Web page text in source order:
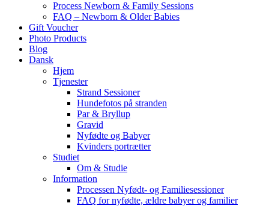
Process Newborn & Family Sessions
FAQ – Newborn & Older Babies
Gift Voucher
Photo Products
Blog
Dansk
Hjem
Tjenester
Strand Sessioner
Hundefotos på stranden
Par & Bryllup
Gravid
Nyfødte og Babyer
Kvinders portrætter
Studiet
Om & Studie
Information
Processen Nyfødt- og Familiesessioner
FAQ for nyfødte, ældre babyer og familier